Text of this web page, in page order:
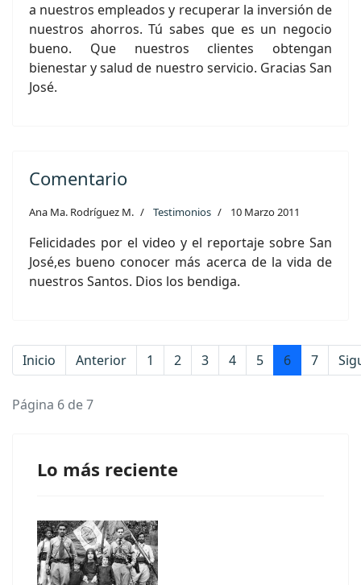
a nuestros empleados y recuperar la inversión de
nuestros ahorros. Tú sabes que es un negocio
bueno. Que nuestros clientes obtengan
bienestar y salud de nuestro servicio. Gracias San
José.
Comentario
Ana Ma. Rodríguez M. Testimonios 10 Marzo 2011
Felicidades por el video y el reportaje sobre San
José,es bueno conocer más acerca de la vida de
nuestros Santos. Dios los bendiga.
Inicio Anterior 1 2 3 4 5 6 7
Página 6 de 7
Lo más reciente